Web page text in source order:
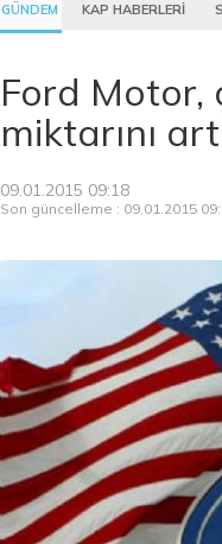
GÜNDEM KAP HABERLERİ
Ford Motor,
miktarını
09.01.2015 09:18
Son güncelleme : 09.01.2015